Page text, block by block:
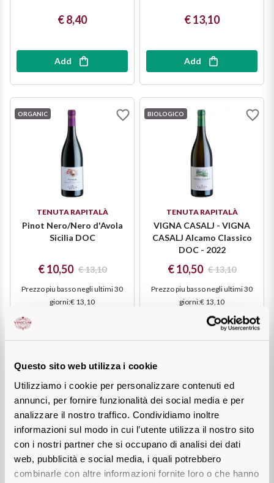
Questo sito web utilizza i cookie
Utilizziamo i cookie per personalizzare contenuti ed
annunci, per fornire funzionalità dei social media e per
analizzare il nostro traffico. Condividiamo inoltre
informazioni sul modo in cui l’utente utilizza il nostro sito
con i nostri partner che si occupano di analisi dei dati
web, pubblicità e social media, i quali potrebbero
combinarle con altre informazioni fornite loro o che hanno
€ 8,40
Add
€ 13,10
Add
TENUTA RAPITALÀ
Pinot Nero/Nero d'Avola
Sicilia DOC
€ 10,50 € 13,10
Prezzo piu basso negli ultimi 30
giorni:€ 13,10
ORGANIC
TENUTA RAPITALÀ
VIGNA CASALJ - VIGNA
CASALJ Alcamo Classico
DOC - 2022
€ 10,50 € 13,10
Prezzo piu basso negli ultimi 30
giorni:€ 13,10
BIOLOGICO
BIOLOGICO BIO